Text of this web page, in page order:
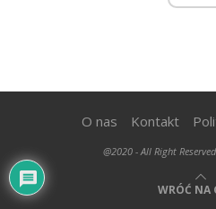
O nas Kontakt
@2020 - All Right Reserved.
WRÓĆ NA